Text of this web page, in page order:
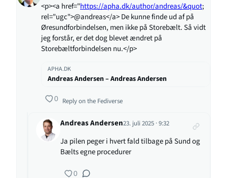
<p><a href="https://apha.dk/author/andreas/&quot;
rel="ugc">@andreas</a> De kunne finde ud af på
Øresundforbindelsen, men ikke på Storebælt. Så vidt
jeg forstår, er det dog blevet ændret på
Storebæltforbindelsen nu.</p>
APHA.DK
Andreas Andersen – Andreas Andersen
0 Reply on the Fediverse
Andreas Andersen23. juli 2025 · 9:32
Ja pilen peger i hvert fald tilbage på Sund og
Bælts egne procedurer
0